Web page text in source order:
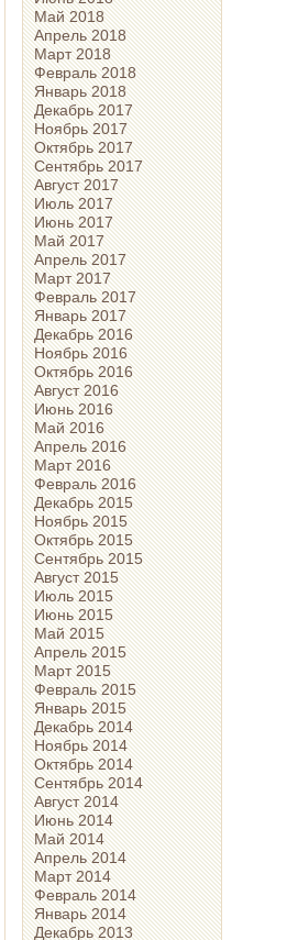
Май 2018
Апрель 2018
Март 2018
Февраль 2018
Январь 2018
Декабрь 2017
Ноябрь 2017
Октябрь 2017
Сентябрь 2017
Август 2017
Июль 2017
Июнь 2017
Май 2017
Апрель 2017
Март 2017
Февраль 2017
Январь 2017
Декабрь 2016
Ноябрь 2016
Октябрь 2016
Август 2016
Июнь 2016
Май 2016
Апрель 2016
Март 2016
Февраль 2016
Декабрь 2015
Ноябрь 2015
Октябрь 2015
Сентябрь 2015
Август 2015
Июль 2015
Июнь 2015
Май 2015
Апрель 2015
Март 2015
Февраль 2015
Январь 2015
Декабрь 2014
Ноябрь 2014
Октябрь 2014
Сентябрь 2014
Август 2014
Июнь 2014
Май 2014
Апрель 2014
Март 2014
Февраль 2014
Январь 2014
Декабрь 2013